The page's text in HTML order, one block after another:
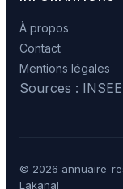
À propos
Contact
Mentions légales
Sources :
© 2026 annuaire-
Lakanal